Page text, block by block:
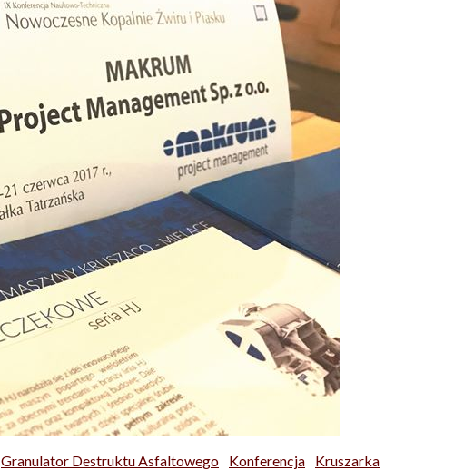
Granulator Destruktu Asfaltowego Konferencja Kruszarka